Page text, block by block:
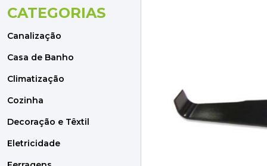
CANALIZAÇÃO
CLIMATIZAÇÃO
COZINHA
ELETRICIDADE
FERRAGENS
ILUMINAÇÃO
JARDIM
CATEGORIAS
Canalização
Casa de Banho
Climatização
Cozinha
Decoração e Têxtil
Eletricidade